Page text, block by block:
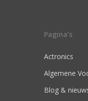
Pagina’s
Actronics
Algemene
Blog &